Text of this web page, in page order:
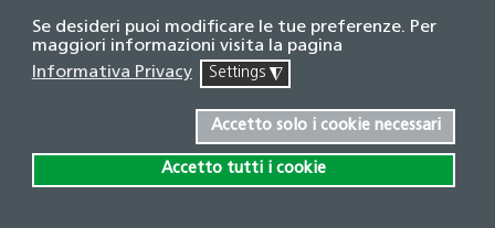
Se desideri puoi modificare le tue preferenze. Per
maggiori informazioni visita la pagina
Informativa Privacy
Settings ◮
Accetto solo i cookie necessari
Accetto tutti i cookie
Accetto la Informativa privacy